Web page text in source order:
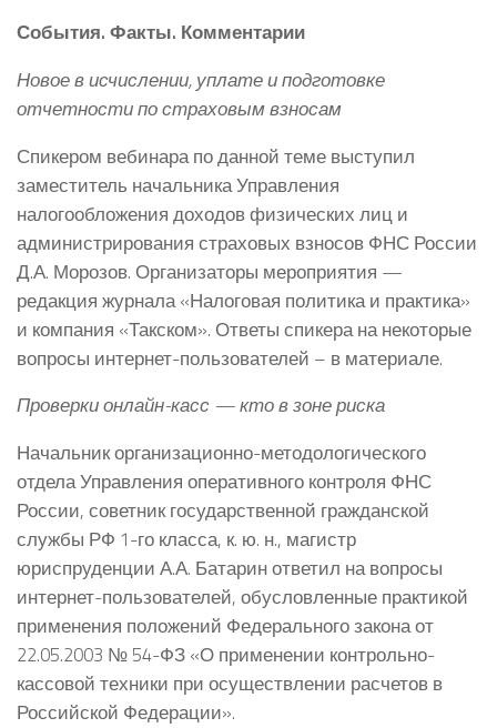
События. Факты. Комментарии
Новое в исчислении, уплате и подготовке
отчетности по страховым взносам
Спикером вебинара по данной теме выступил
заместитель начальника Управления
налогообложения доходов физических лиц и
администрирования страховых взносов ФНС России
Д.А. Морозов. Организаторы мероприятия —
редакция журнала «Налоговая политика и практика»
и компания «Такском». Ответы спикера на некоторые
вопросы интернет-пользователей – в материале.
Проверки онлайн-касс — кто в зоне риска
Начальник организационно-методологического
отдела Управления оперативного контроля ФНС
России, советник государственной гражданской
службы РФ 1-го класса, к. ю. н., магистр
юриспруденции А.А. Батарин ответил на вопросы
интернет-пользователей, обусловленные практикой
применения положений Федерального закона от
22.05.2003 № 54-ФЗ «О применении контрольно-
кассовой техники при осуществлении расчетов в
Российской Федерации».